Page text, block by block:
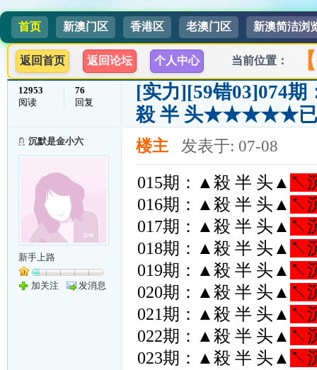
首页 新澳门区 香港区 老澳门区 新澳简洁浏
返回首页 返回论坛 个人中心 当前位置：
12953
阅读
76
回复
[实力][59错03]074
殺 半 头★★★★★
沉默是金小六
新手上路
加关注 发消息
楼主 发表于: 07-08
015期：▲殺 半 头▲ ↖
016期：▲殺 半 头▲ ↖
017期：▲殺 半 头▲ ↖
018期：▲殺 半 头▲ ↖
019期：▲殺 半 头▲ ↖
020期：▲殺 半 头▲ ↖
021期：▲殺 半 头▲ ↖
022期：▲殺 半 头▲ ↖
023期：▲殺 半 头▲ ↖